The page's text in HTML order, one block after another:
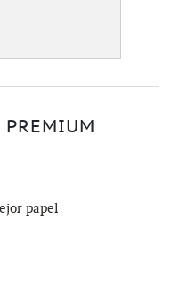
PREMIUM
papel